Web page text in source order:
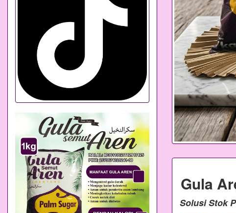
Gula
Solusi Stok